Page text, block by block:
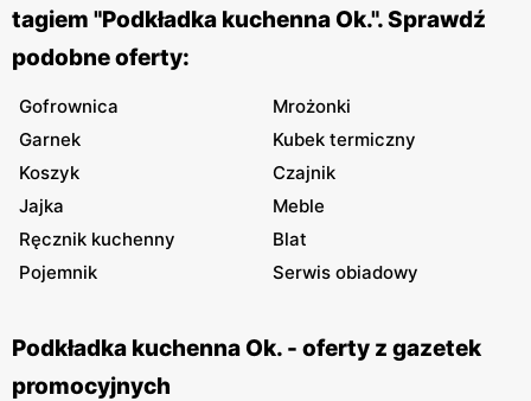
tagiem "Podkładka kuchenna Ok.". Sprawdź
podobne oferty:
Gofrownica
Mrożonki
Garnek
Kubek termiczny
Koszyk
Czajnik
Jajka
Meble
Ręcznik kuchenny
Blat
Pojemnik
Serwis obiadowy
Podkładka kuchenna Ok. - oferty z gazetek
promocyjnych